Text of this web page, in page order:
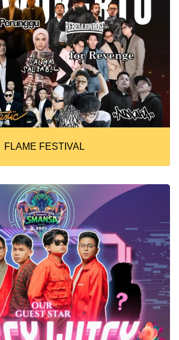
FLAME FESTIVAL